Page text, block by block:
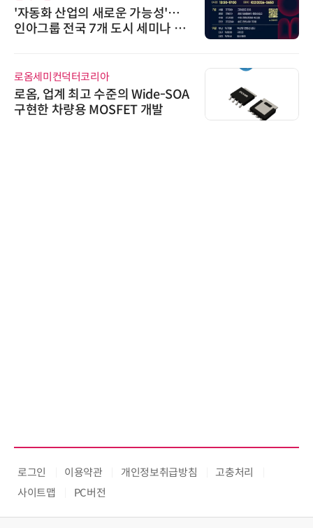
'자동화 산업의 새로운 가능성'…
인아그룹 전국 7개 도시 세미나 페
로옴세미컨덕터코리아
로옴, 업계 최고 수준의 Wide-SOA
구현한 차량용 MOSFET 개발
로그인 이용약관 개인정보취급방침
고충처리
사이트맵
PC버전